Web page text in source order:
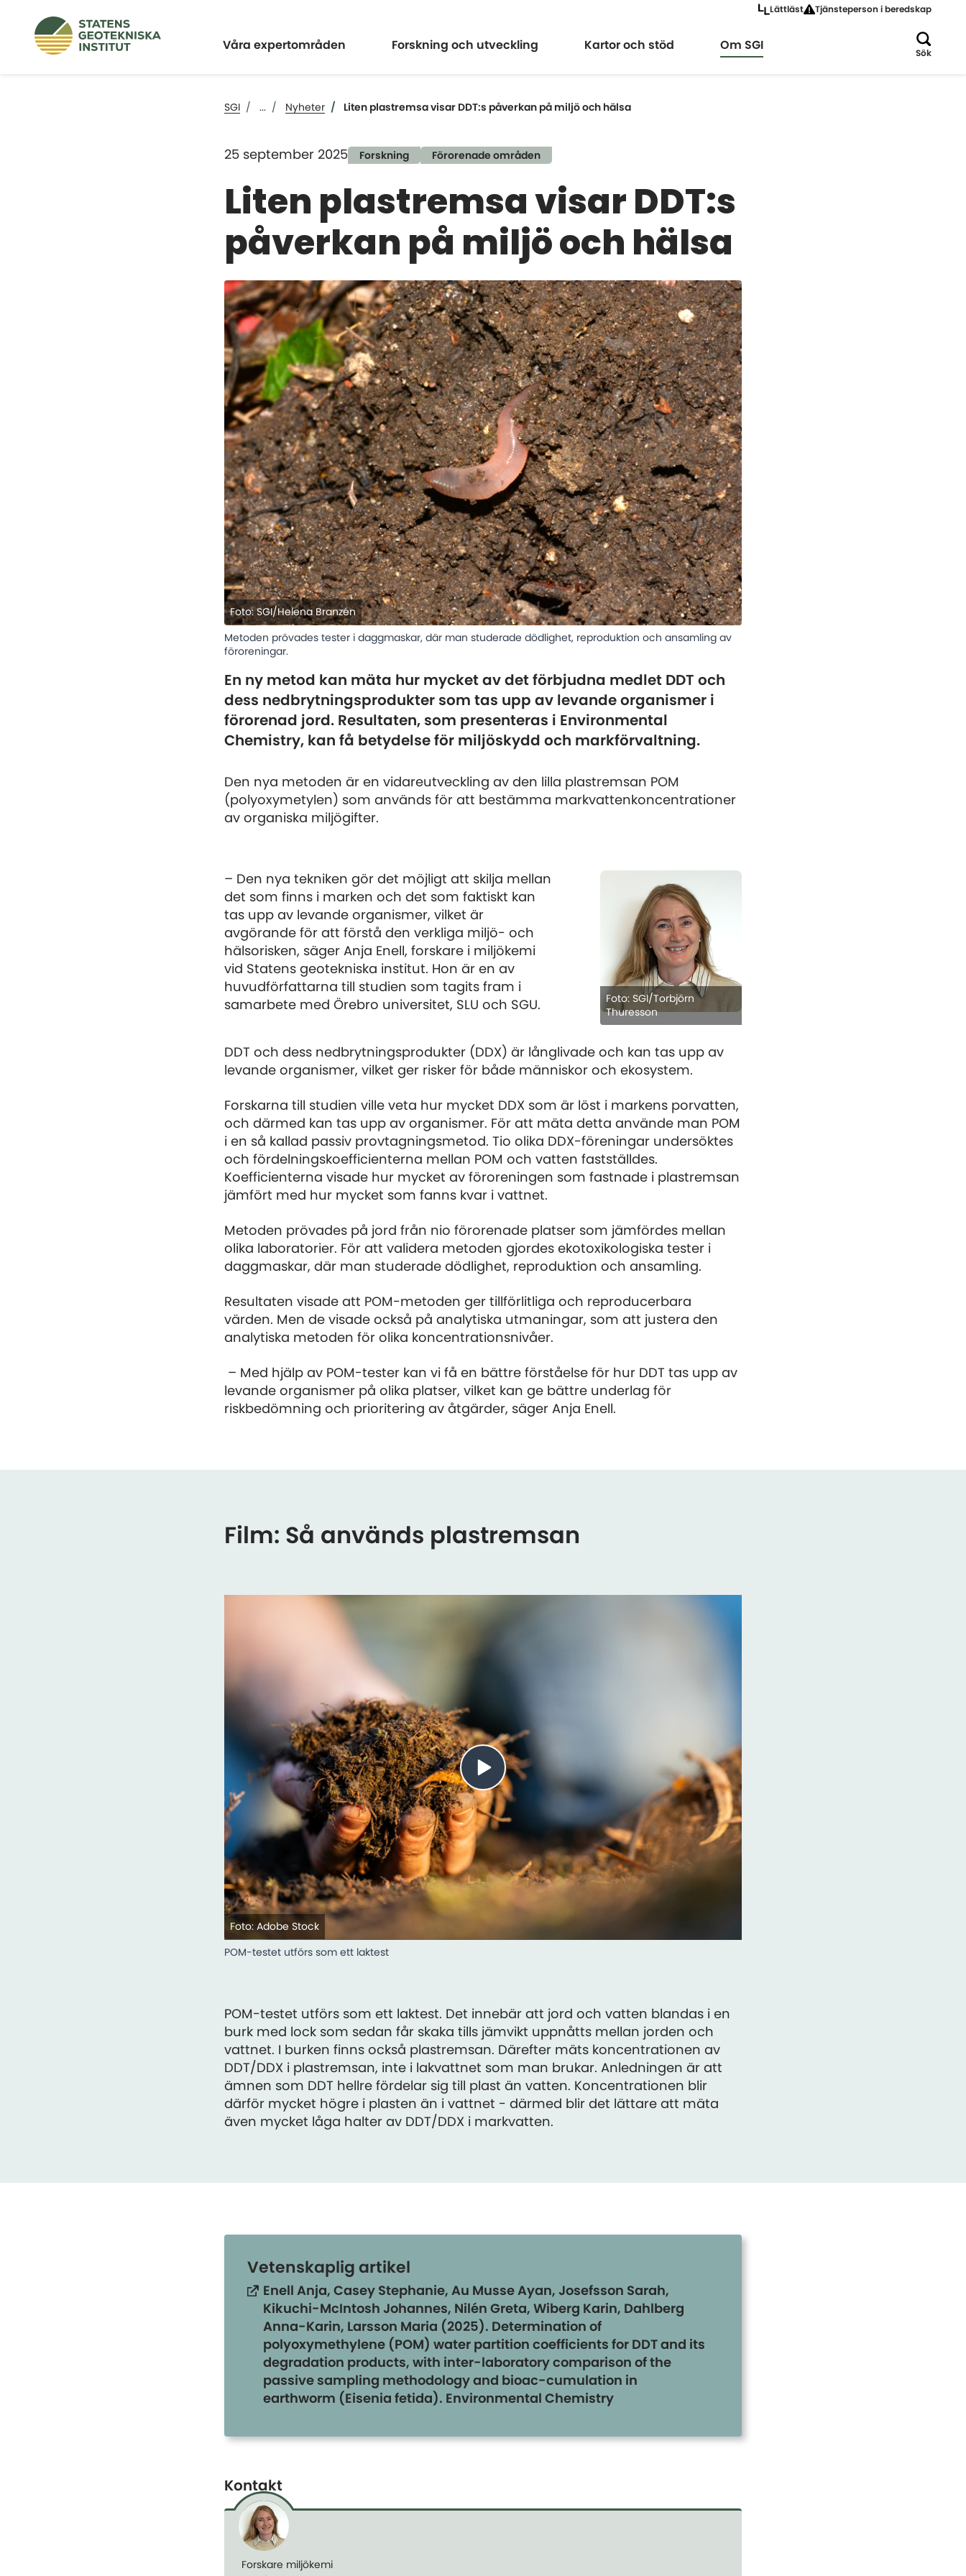
Lättläst Tjänsteperson i beredskap
Expandera
Våra expertområden Expandera
Forskning och utveckling Expandera
Kartor och stöd Expandera
Om SGI
Sök
SGI ... Nyheter Liten plastremsa visar DDT:s påverkan på miljö och hälsa
25 september 2025 Forskning Förorenade områden
Liten plastremsa visar DDT:s
påverkan på miljö och hälsa
Metoden prövades tester i daggmaskar, där man studerade dödlighet, reproduktion och ansamling av
föroreningar.
Foto: SGI/Helena Branzén
En ny metod kan mäta hur mycket av det förbjudna medlet DDT och
dess nedbrytningsprodukter som tas upp av levande organismer i
förorenad jord. Resultaten, som presenteras i Environmental
Chemistry, kan få betydelse för miljöskydd och markförvaltning.
Den nya metoden är en vidareutveckling av den lilla plastremsan POM
(polyoxymetylen) som används för att bestämma markvattenkoncentrationer
av organiska miljögifter.
Foto: SGI/Torbjörn
Thuresson
– Den nya tekniken gör det möjligt att skilja mellan
det som finns i marken och det som faktiskt kan
tas upp av levande organismer, vilket är
avgörande för att förstå den verkliga miljö- och
hälsorisken, säger Anja Enell, forskare i miljökemi
vid Statens geotekniska institut. Hon är en av
huvudförfattarna till studien som tagits fram i
samarbete med Örebro universitet, SLU och SGU.
DDT och dess nedbrytningsprodukter (DDX) är långlivade och kan tas upp av
levande organismer, vilket ger risker för både människor och ekosystem.
Forskarna till studien ville veta hur mycket DDX som är löst i markens porvatten,
och därmed kan tas upp av organismer. För att mäta detta använde man POM
i en så kallad passiv provtagningsmetod. Tio olika DDX-föreningar undersöktes
och fördelningskoefficienterna mellan POM och vatten fastställdes.
Koefficienterna visade hur mycket av föroreningen som fastnade i plastremsan
jämfört med hur mycket som fanns kvar i vattnet.
Metoden prövades på jord från nio förorenade platser som jämfördes mellan
olika laboratorier. För att validera metoden gjordes ekotoxikologiska tester i
daggmaskar, där man studerade dödlighet, reproduktion och ansamling.
Resultaten visade att POM-metoden ger tillförlitliga och reproducerbara
värden. Men de visade också på analytiska utmaningar, som att justera den
analytiska metoden för olika koncentrationsnivåer.
– Med hjälp av POM-tester kan vi få en bättre förståelse för hur DDT tas upp av
levande organismer på olika platser, vilket kan ge bättre underlag för
riskbedömning och prioritering av åtgärder, säger Anja Enell.
Film: Så används plastremsan
POM-testet utförs som ett laktest
Foto: Adobe Stock
POM-testet utförs som ett laktest. Det innebär att jord och vatten blandas i en
burk med lock som sedan får skaka tills jämvikt uppnåtts mellan jorden och
vattnet. I burken finns också plastremsan. Därefter mäts koncentrationen av
DDT/DDX i plastremsan, inte i lakvattnet som man brukar. Anledningen är att
ämnen som DDT hellre fördelar sig till plast än vatten. Koncentrationen blir
därför mycket högre i plasten än i vattnet - därmed blir det lättare att mäta
även mycket låga halter av DDT/DDX i markvatten.
Vetenskaplig artikel
Enell Anja, Casey Stephanie, Au Musse Ayan, Josefsson Sarah,
Kikuchi-McIntosh Johannes, Nilén Greta, Wiberg Karin, Dahlberg
Anna-Karin, Larsson Maria (2025). Determination of
polyoxymethylene (POM) water partition coefficients for DDT and its
degradation products, with inter-laboratory comparison of the
passive sampling methodology and bioac-cumulation in
earthworm (Eisenia fetida). Environmental Chemistry
Kontakt
Forskare miljökemi